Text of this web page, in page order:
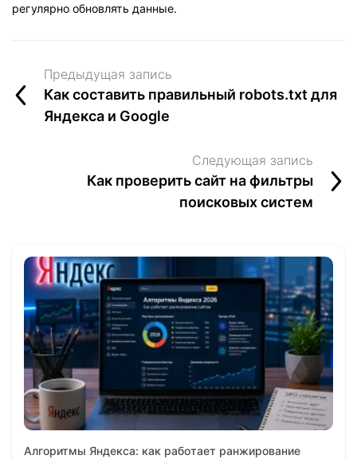
регулярно обновлять данные.
Предыдущая запись
Как составить правильный robots.txt для
Яндекса и Google
Следующая запись
Как проверить сайт на фильтры
поисковых систем
Алгоритмы Яндекса: как работает ранжирование